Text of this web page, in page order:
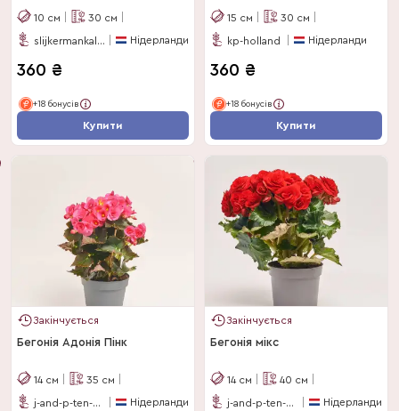
10 см 30 см
slijkermankalanchoe Нідерланди
360 ₴
+18 бонусів
Купити
15 см 30 см
kp-holland Нідерланди
360 ₴
+18 бонусів
Купити
Закінчується
Бегонія Адонія Пінк
14 см 35 см
j-and-p-ten-have Нідерланди
Закінчується
Бегонія мікс
14 см 40 см
j-and-p-ten-have Нідерланди